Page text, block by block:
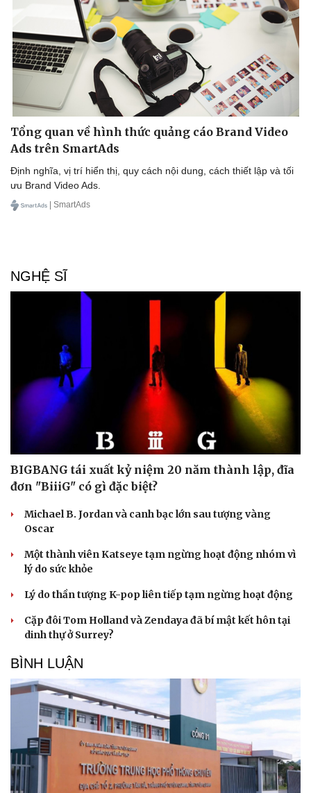
Văn hóa
Văn học
Di sản
Giải trí
Tổng quan về hình thức quảng cáo Brand Video
Ads trên SmartAds
Định nghĩa, vị trí hiển thị, quy cách nội dung, cách thiết lập và tối
ưu Brand Video Ads.
| SmartAds
NGHỆ SĨ
BIGBANG tái xuất kỷ niệm 20 năm thành lập, đĩa
đơn "BiiiG" có gì đặc biệt?
Michael B. Jordan và canh bạc lớn sau tượng vàng
Oscar
Một thành viên Katseye tạm ngừng hoạt động nhóm vì
lý do sức khỏe
Lý do thần tượng K-pop liên tiếp tạm ngừng hoạt động
Cặp đôi Tom Holland và Zendaya đã bí mật kết hôn tại
dinh thự ở Surrey?
BÌNH LUẬN